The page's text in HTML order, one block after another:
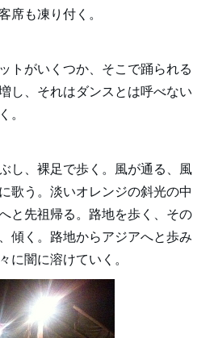
席も凍り付く。
トがいくつか、そこで踊られる
し、それはダンスとは呼べない
。
し、裸足で歩く。風が通る、風
歌う。淡いオレンジの斜光の中
と先祖帰る。路地を歩く、その
傾く。路地からアジアへと歩み
に闇に溶けていく。